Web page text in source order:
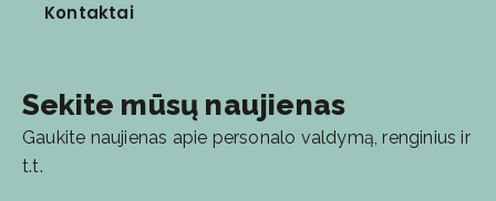
Kontaktai
Sekite mūsų naujienas
Gaukite naujienas apie personalo valdymą, renginius ir
t.t.